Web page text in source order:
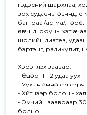
гэдэсний шархлаа,
зүрх судасны өвчнүүд,
багтраа /астма/,
өвчнүүд, оюуны хэт
шүүрлийн диатез,
бэртэнг, радикулит,
Хэрэглэх заавар:
- Өдөрт 1 - 2 удаа уух
- Уухын өмнө сэгсэрч
- Хүйтнээр болон -
- Эмчийн заавраар 30
болно